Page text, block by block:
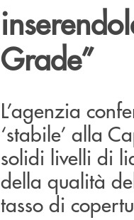
Grade”
L’agenzia
‘stabile’ alla
solidi livelli di
della qualità
tasso di